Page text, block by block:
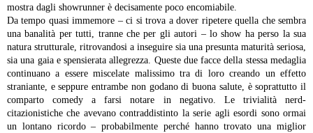
mostra dagli showrunner è decisamente poco encomiabile.
Da tempo quasi immemore – ci si trova a dover ripetere quella che sembra
una banalità per tutti, tranne che per gli autori – lo show ha perso la sua
natura strutturale, ritrovandosi a inseguire sia una presunta maturità seriosa,
sia una gaia e spensierata allegrezza. Queste due facce della stessa medaglia
continuano a essere miscelate malissimo tra di loro creando un effetto
straniante, e seppure entrambe non godano di buona salute, è soprattutto il
comparto comedy a farsi notare in negativo. Le trivialità nerd-
citazionistiche che avevano contraddistinto la serie agli esordi sono ormai
un lontano ricordo – probabilmente perché hanno trovato una miglior